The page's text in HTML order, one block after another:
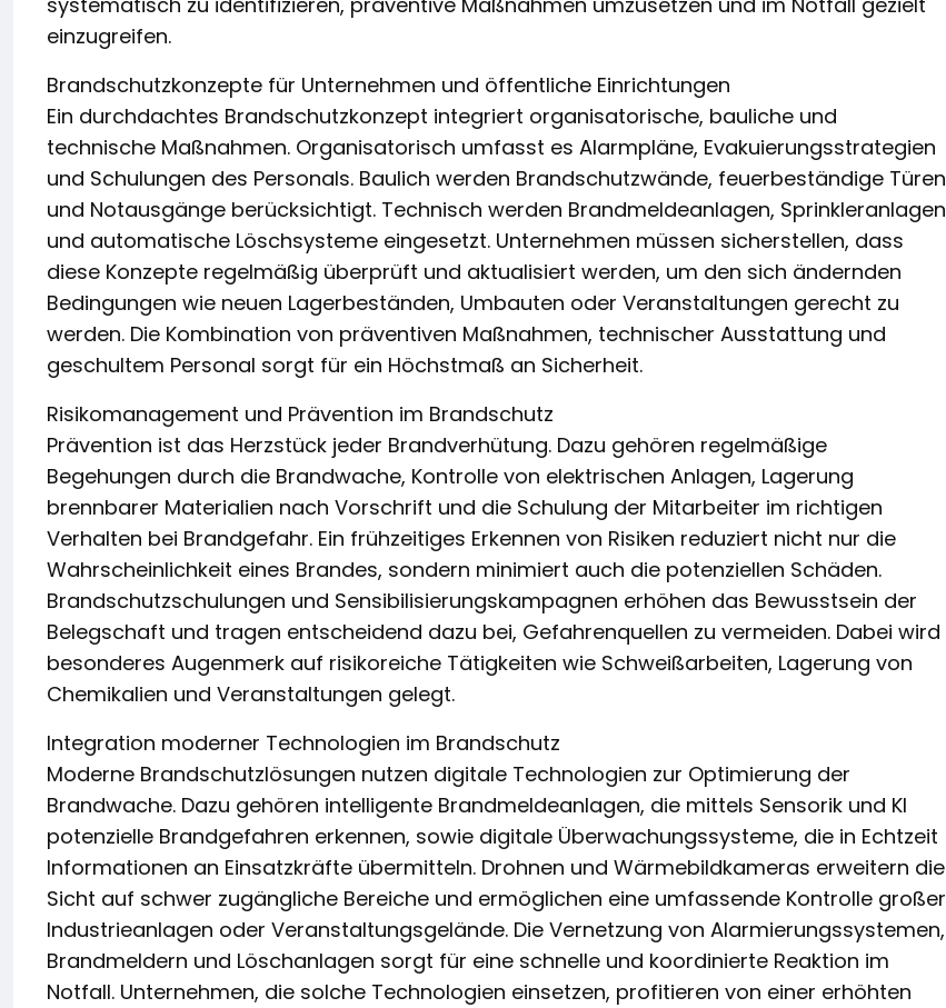
einzugreifen.
Brandschutzkonzepte für Unternehmen und öffentliche Einrichtungen
Ein durchdachtes Brandschutzkonzept integriert organisatorische, bauliche und
technische Maßnahmen. Organisatorisch umfasst es Alarmpläne, Evakuierungsstrategien
und Schulungen des Personals. Baulich werden Brandschutzwände, feuerbeständige Türen
und Notausgänge berücksichtigt. Technisch werden Brandmeldeanlagen, Sprinkleranlagen
und automatische Löschsysteme eingesetzt. Unternehmen müssen sicherstellen, dass
diese Konzepte regelmäßig überprüft und aktualisiert werden, um den sich ändernden
Bedingungen wie neuen Lagerbeständen, Umbauten oder Veranstaltungen gerecht zu
werden. Die Kombination von präventiven Maßnahmen, technischer Ausstattung und
geschultem Personal sorgt für ein Höchstmaß an Sicherheit.
Risikomanagement und Prävention im Brandschutz
Prävention ist das Herzstück jeder Brandverhütung. Dazu gehören regelmäßige
Begehungen durch die Brandwache, Kontrolle von elektrischen Anlagen, Lagerung
brennbarer Materialien nach Vorschrift und die Schulung der Mitarbeiter im richtigen
Verhalten bei Brandgefahr. Ein frühzeitiges Erkennen von Risiken reduziert nicht nur die
Wahrscheinlichkeit eines Brandes, sondern minimiert auch die potenziellen Schäden.
Brandschutzschulungen und Sensibilisierungskampagnen erhöhen das Bewusstsein der
Belegschaft und tragen entscheidend dazu bei, Gefahrenquellen zu vermeiden. Dabei wird
besonderes Augenmerk auf risikoreiche Tätigkeiten wie Schweißarbeiten, Lagerung von
Chemikalien und Veranstaltungen gelegt.
Integration moderner Technologien im Brandschutz
Moderne Brandschutzlösungen nutzen digitale Technologien zur Optimierung der
Brandwache. Dazu gehören intelligente Brandmeldeanlagen, die mittels Sensorik und KI
potenzielle Brandgefahren erkennen, sowie digitale Überwachungssysteme, die in Echtzeit
Informationen an Einsatzkräfte übermitteln. Drohnen und Wärmebildkameras erweitern die
Sicht auf schwer zugängliche Bereiche und ermöglichen eine umfassende Kontrolle großer
Industrieanlagen oder Veranstaltungsgelände. Die Vernetzung von Alarmierungssystemen,
Brandmeldern und Löschanlagen sorgt für eine schnelle und koordinierte Reaktion im
Notfall. Unternehmen, die solche Technologien einsetzen, profitieren von einer erhöhten